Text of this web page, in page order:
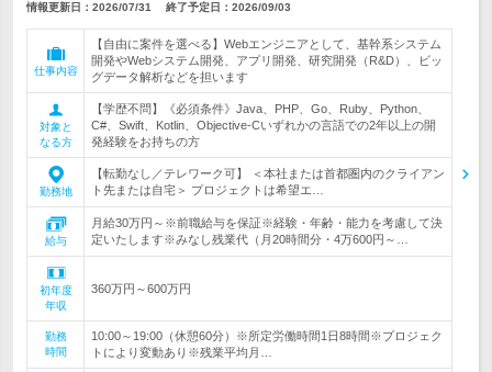
情報更新日：2026/07/31 終了予定日： 2026/09/03
仕事内容
【自由に案件を選べる】Webエンジニアとして、基幹系システム
開発やWebシステム開発、アプリ開発、研究開発（R&D）、ビッ
グデータ解析などを担います
対象と
なる方
【学歴不問】《必須条件》Java、PHP、Go、Ruby、Python、
C#、Swift、Kotlin、Objective-Cいずれかの言語での2年以上の開
発経験をお持ちの方
勤務地
【転勤なし／テレワーク可】 ＜本社または首都圏内のクライアン
ト先または自宅＞ プロジェクトは希望エ…
給与
月給30万円～※前職給与を保証※経験・年齢・能力を考慮して決
定いたします※みなし残業代（月20時間分・4万600円～…
初年度
年収
360万円～600万円
勤務
時間
10:00～19:00（休憩60分）※所定労働時間1日8時間※プロジェク
トにより変動あり※残業平均月…